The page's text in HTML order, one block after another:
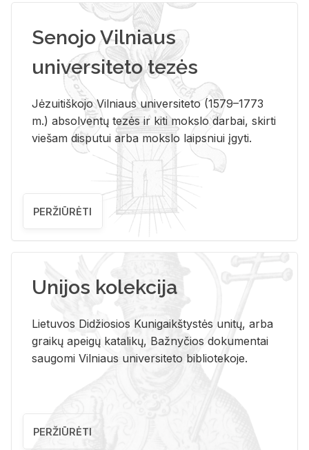
Senojo Vilniaus
universiteto tezės
Jėzuitiškojo Vilniaus universiteto (1579–1773
m.) absolventų tezės ir kiti mokslo darbai, skirti
viešam disputui arba mokslo laipsniui įgyti.
PERŽIŪRĖTI
Unijos kolekcija
Lietuvos Didžiosios Kunigaikštystės unitų, arba
graikų apeigų katalikų, Bažnyčios dokumentai
saugomi Vilniaus universiteto bibliotekoje.
PERŽIŪRĖTI